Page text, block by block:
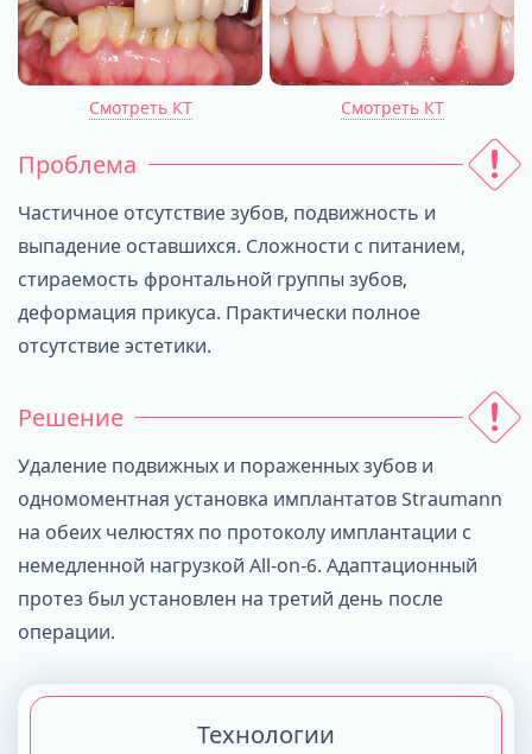
Смотреть КТ Смотреть КТ
Проблема
Частичное отсутствие зубов, подвижность и
выпадение оставшихся. Сложности с питанием,
стираемость фронтальной группы зубов,
деформация прикуса. Практически полное
отсутствие эстетики.
Решение
Удаление подвижных и пораженных зубов и
одномоментная установка имплантатов Straumann
на обеих челюстях по протоколу имплантации с
немедленной нагрузкой All-on-6. Адаптационный
протез был установлен на третий день после
операции.
Технологии